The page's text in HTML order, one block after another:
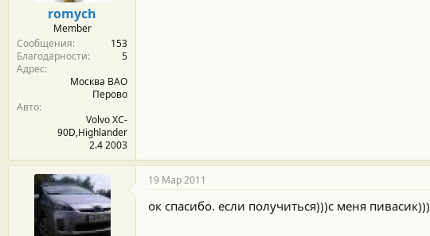
romych
Member
Сообщения
153
Благодарности
5
Адрес
Москва ВАО
Перово
Авто
Volvo XC-
90D,Highlander
2.4 2003
19 Мар 2011
ок спасибо. если получиться)))с меня пивасик)))